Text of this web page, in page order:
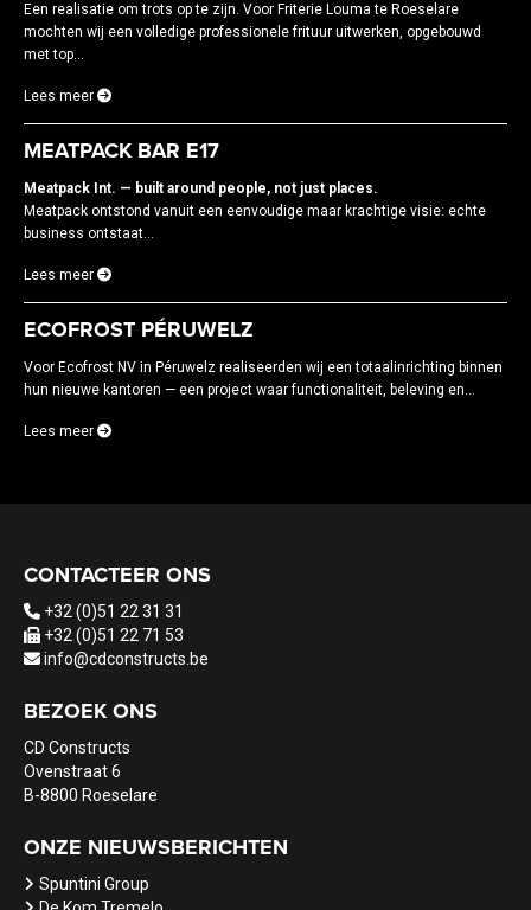
Een realisatie om trots op te zijn. Voor Friterie Louma te Roeselare
mochten wij een volledige professionele frituur uitwerken, opgebouwd
met top...
Lees meer
MEATPACK BAR E17
Meatpack Int. — built around people, not just places.
Meatpack ontstond vanuit een eenvoudige maar krachtige visie: echte
business ontstaat...
Lees meer
ECOFROST PÉRUWELZ
Voor Ecofrost NV in Péruwelz realiseerden wij een totaalinrichting binnen
hun nieuwe kantoren — een project waar functionaliteit, beleving en...
Lees meer
CONTACTEER ONS
+32 (0)51 22 31 31
+32 (0)51 22 71 53
info@cdconstructs.be
BEZOEK ONS
CD Constructs
Ovenstraat 6
B-8800 Roeselare
ONZE NIEUWSBERICHTEN
Spuntini Group